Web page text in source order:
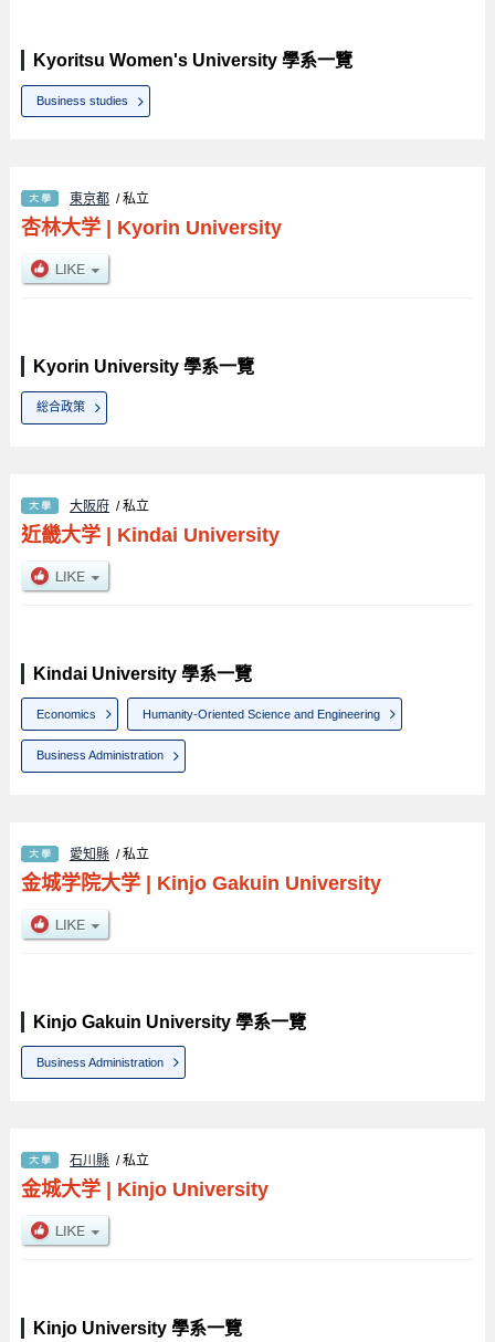
Kyoritsu Women's University 學系一覽
Business studies
東京都 / 私立
杏林大学| Kyorin University
Kyorin University 學系一覽
総合政策
大阪府 / 私立
近畿大学| Kindai University
Kindai University 學系一覽
Economics Humanity-Oriented Science and Engineering
Business Administration
愛知縣 / 私立
金城学院大学| Kinjo Gakuin University
Kinjo Gakuin University 學系一覽
Business Administration
石川縣 / 私立
金城大学| Kinjo University
Kinjo University 學系一覽